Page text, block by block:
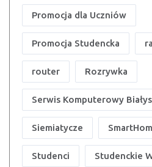
Promocja dla Uczniów
Promocja Studencka
router Rozrywka
Serwis Komputerowy
Siemiatycze
Studenci Studenckie